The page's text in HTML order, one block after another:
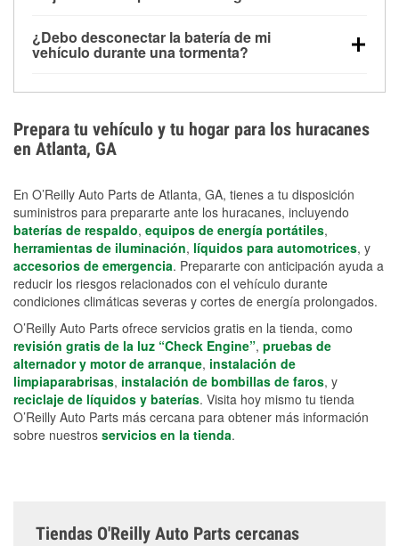
cortes prolongados.
dañarse si se sumergen, lo que puede provocar una
días después de la exposición.
para aplicaciones de ciclo profundo porque son
selladas, resistentes a las vibraciones y más
¿Debo desconectar la batería de mi
vehículo durante una tormenta?
los daños por inundación. Evitar el agua estancada y
preparar opciones de carga de respaldo son
medidas de protección más efectivas.
Prepara tu vehículo y tu hogar para los huracanes
en Atlanta, GA
En O’Reilly Auto Parts de Atlanta, GA, tienes a tu disposición
suministros para prepararte ante los huracanes, incluyendo
baterías de respaldo, equipos de energía portátiles,
herramientas de iluminación, líquidos para automotrices, y
accesorios de emergencia. Prepararte con anticipación ayuda a
reducir los riesgos relacionados con el vehículo durante
condiciones climáticas severas y cortes de energía prolongados.
O’Reilly Auto Parts ofrece servicios gratis en la tienda, como
revisión gratis de la luz “Check Engine”, pruebas de
alternador y motor de arranque, instalación de
limpiaparabrisas, instalación de bombillas de faros, y
reciclaje de líquidos y baterías. Visita hoy mismo tu tienda
O’Reilly Auto Parts más cercana para obtener más información
sobre nuestros servicios en la tienda.
Tiendas O'Reilly Auto Parts cercanas